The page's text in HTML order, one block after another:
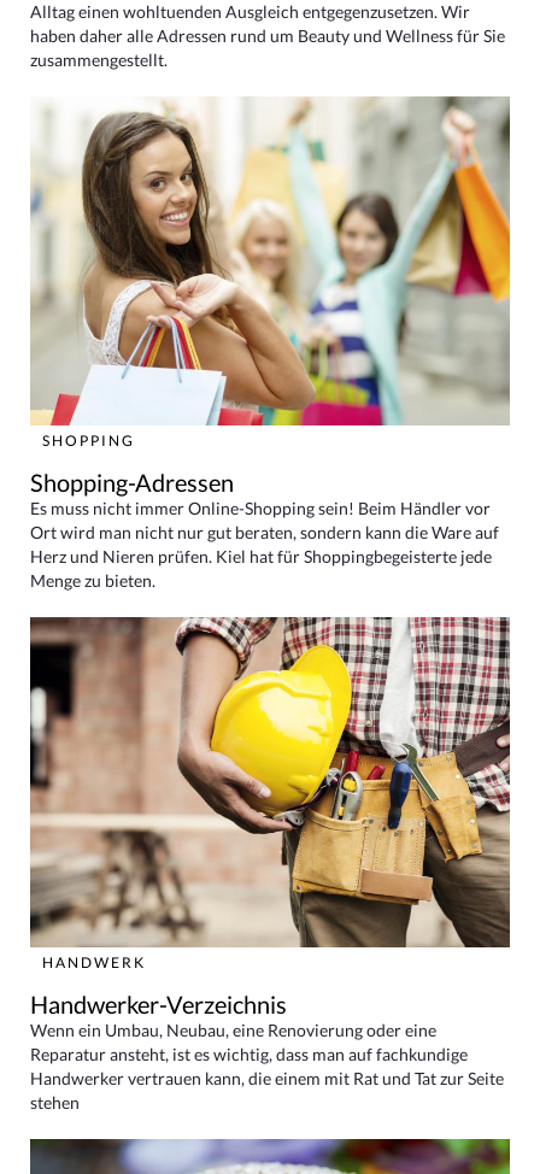
Alltag einen wohltuenden Ausgleich entgegenzusetzen. Wir
haben daher alle Adressen rund um Beauty und Wellness für Sie
zusammengestellt.
SHOPPING
Shopping-Adressen
Es muss nicht immer Online-Shopping sein! Beim Händler vor
Ort wird man nicht nur gut beraten, sondern kann die Ware auf
Herz und Nieren prüfen. Kiel hat für Shoppingbegeisterte jede
Menge zu bieten.
HANDWERK
Handwerker-Verzeichnis
Wenn ein Umbau, Neubau, eine Renovierung oder eine
Reparatur ansteht, ist es wichtig, dass man auf fachkundige
Handwerker vertrauen kann, die einem mit Rat und Tat zur Seite
stehen